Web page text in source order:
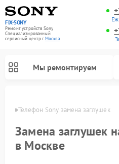
FIX-SONY
Ремонт устройств Sony
Специализированный
cервисный центр г.Москва
Мы ремонтируем
Телефон Sony замена заглушек
Замена заглушек
в Москве